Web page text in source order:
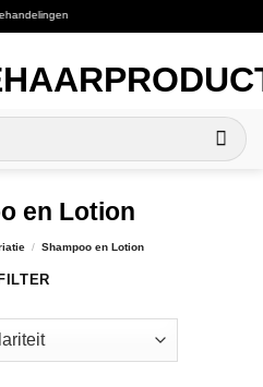
en Lotion
/ Shampoo en Lotion
FILTER